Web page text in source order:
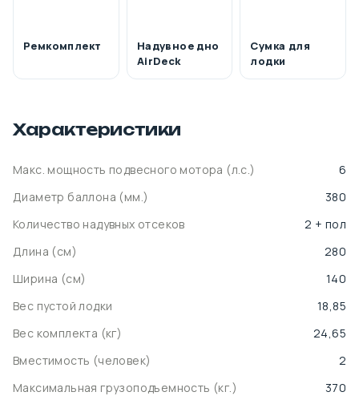
Ремкомплект
Надувное дно
AirDeck
Сумка для
лодки
Характеристики
Макс. мощность подвесного мотора (л.с.)
6
Диаметр баллона (мм.)
380
Количество надувных отсеков
2 + пол
Длина (cм)
280
Ширина (cм)
140
Вес пустой лодки
18,85
Вес комплекта (кг)
24,65
Вместимость (человек)
2
Максимальная грузоподъемность (кг.)
370